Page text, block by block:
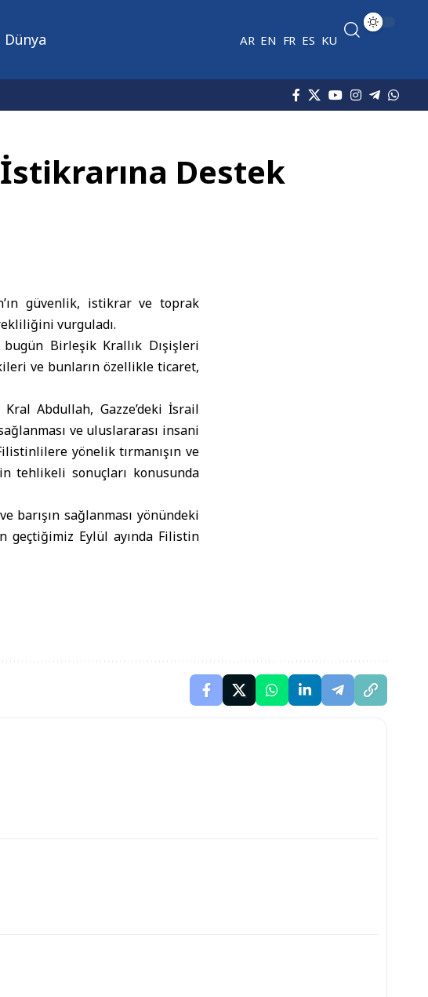
Dünya AR EN FR ES KU
İstikrarına Destek
güvenlik, istikrar ve toprak
vurguladı.
bugün Birleşik Krallık Dışişleri
ve bunların özellikle ticaret,
Abdullah, Gazze’deki İsrail
ve uluslararası insani
yönelik tırmanışın ve
tehlikeli sonuçları konusunda
barışın sağlanması yönündeki
geçtiğimiz Eylül ayında Filistin